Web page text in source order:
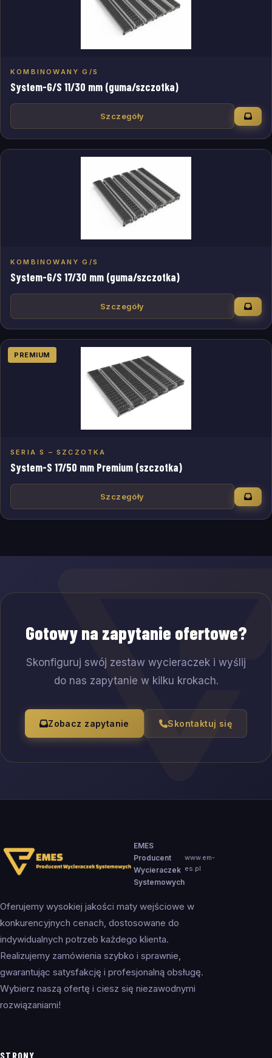
KOMBINOWANY G/S
System-G/S 11/30 mm (guma/szczotka)
Szczegóły
KOMBINOWANY G/S
System-G/S 17/30 mm (guma/szczotka)
Szczegóły
PREMIUM
SERIA S – SZCZOTKA
System-S 17/50 mm Premium (szczotka)
Szczegóły
Gotowy na zapytanie ofertowe?
Skonfiguruj swój zestaw wycieraczek i wyślij
do nas zapytanie w kilku krokach.
Zobacz zapytanie Skontaktuj się
EMES
Producent
Wycieraczek
Systemowych
www.em-
es.pl
Oferujemy wysokiej jakości maty wejściowe w
konkurencyjnych cenach, dostosowane do
indywidualnych potrzeb każdego klienta.
Realizujemy zamówienia szybko i sprawnie,
gwarantując satysfakcję i profesjonalną obsługę.
Wybierz naszą ofertę i ciesz się niezawodnymi
rozwiązaniami!
STRONY